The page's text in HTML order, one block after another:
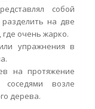
собой
на две
где очень жарко.
упражнения в
на протяжение
соседями возле
дерева.